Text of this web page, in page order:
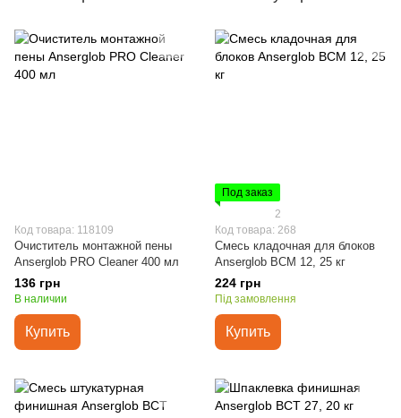
Код товара: 118109
Очиститель монтажной пены
Anserglob PRO Cleaner 400 мл
136 грн
В наличии
Купить
Под заказ
2
Код товара: 268
Смесь кладочная для блоков
Anserglob BCM 12, 25 кг
224 грн
Під замовлення
Купить